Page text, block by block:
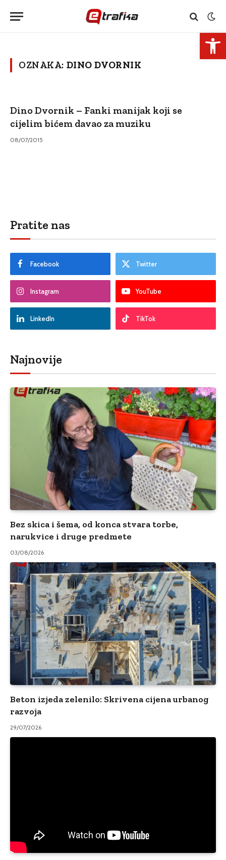
OZNAKA: DINO DVORNIK
Dino Dvornik – Fanki manijak koji se
cijelim bićem davao za muziku
08/07/2015
Pratite nas
Facebook Twitter
Instagram YouTube
LinkedIn TikTok
Najnovije
Bez skica i šema, od konca stvara torbe,
narukvice i druge predmete
03/08/2026
Beton izjeda zelenilo: Skrivena cijena urbanog
razvoja
29/07/2026